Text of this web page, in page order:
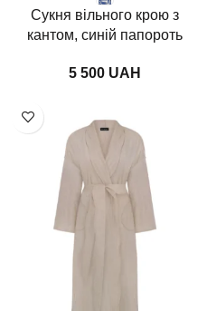
Сукня вільного крою з
кантом, синій папороть
UAH